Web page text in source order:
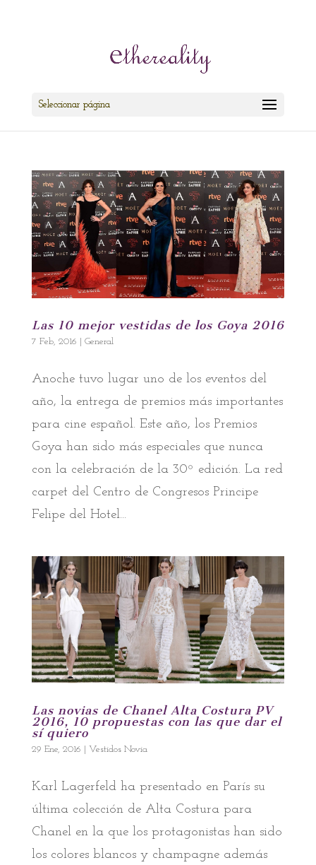
Seleccionar página
Las 10 mejor vestidas de los Goya 2016
7 Feb, 2016 General
Anoche tuvo lugar uno de los eventos del
año, la entrega de premios más importantes
para cine español. Este año, los Premios
Goya han sido más especiales que nunca
con la celebración de la 30º edición. La red
carpet del Centro de Congresos Principe
Felipe del Hotel...
Las novias de Chanel Alta Costura PV
2016, 10 propuestas con las que dar el
sí quiero
29 Ene, 2016 Vestidos Novia
Karl Lagerfeld ha presentado en París su
última colección de Alta Costura para
Chanel en la que los protagonistas han sido
los colores blancos y champagne además